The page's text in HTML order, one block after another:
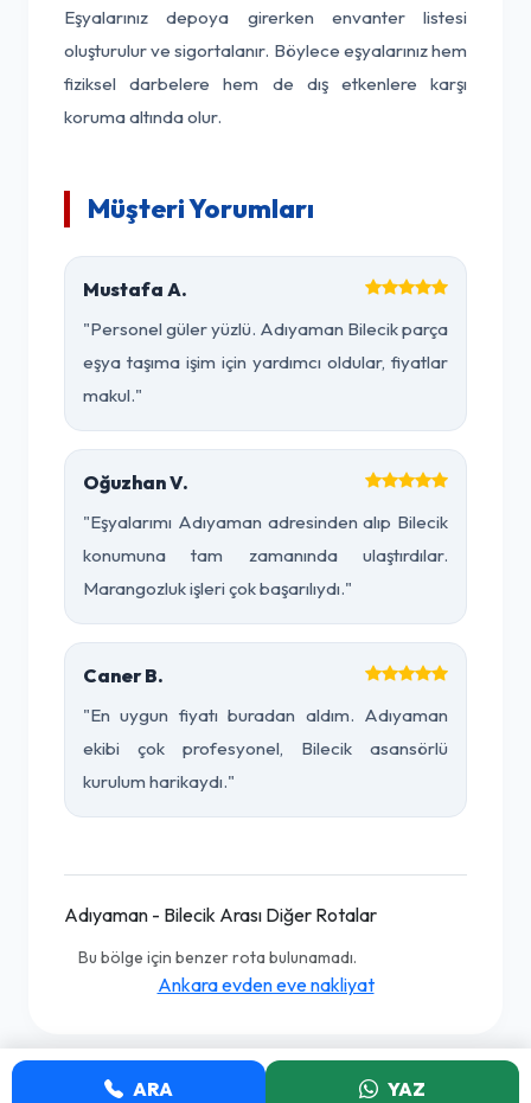
Eşyalarınız depoya girerken envanter listesi
oluşturulur ve sigortalanır. Böylece eşyalarınız hem
fiziksel darbelere hem de dış etkenlere karşı
koruma altında olur.
Müşteri Yorumları
Mustafa A.
"Personel güler yüzlü. Adıyaman Bilecik parça
eşya taşıma işim için yardımcı oldular, fiyatlar
makul."
Oğuzhan V.
"Eşyalarımı Adıyaman adresinden alıp Bilecik
konumuna tam zamanında ulaştırdılar.
Marangozluk işleri çok başarılıydı."
Caner B.
"En uygun fiyatı buradan aldım. Adıyaman
ekibi çok profesyonel, Bilecik asansörlü
kurulum harikaydı."
Adıyaman - Bilecik Arası Diğer Rotalar
Bu bölge için benzer rota bulunamadı.
Ankara evden eve nakliyat
ARA YAZ